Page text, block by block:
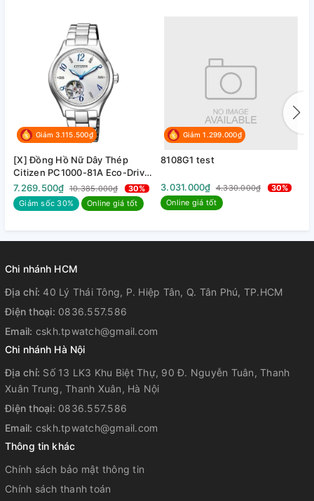
liệu vỏ:
không gỉ
Chất
Thép
không gỉ
Màu
mặt số:
Đen
Loại
Pencil
Thiết
kế đặc
biệt:
Small
second
Nơi lắp
ráp:
Nhật -
Thái Lan
Giảm 3.115.500₫
[X] Đồng Hồ Nữ Dây Thép
Citizen PC1000-81A Eco-Drive
| Kính Sapphire | Năng lượng
ánh sáng
7.269.500₫ 10.385.000₫
30%
Giảm sốc 30%
Online giá tốt
Giảm 1.299.000₫
8108G1 test
3.031.000₫ 4.330.000₫
30%
Online giá tốt
Chi nhánh HCM
Địa chỉ: 40 Lý Thái Tông, P. Hiệp Tân, Q. Tân Phú, TP.HCM
Điện thoại: 0836.557.586
Email: cskh.tpwatch@gmail.com
Chi nhánh Hà Nội
Địa chỉ: Số 13 LK3 Khu Biệt Thự, 90 Đ. Nguyễn Tuân, Thanh
Xuân Trung, Thanh Xuân, Hà Nội
Điện thoại: 0836.557.586
Email: cskh.tpwatch@gmail.com
Thông tin khác
Chính sách bảo mật thông tin
Chính sách thanh toán